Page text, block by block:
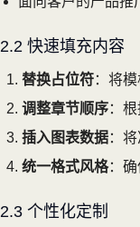
2.2 快速填充内容
替换占位符：将
调整章节顺序：
插入图表数据：
统一格式风格：
2.3 个性化定制